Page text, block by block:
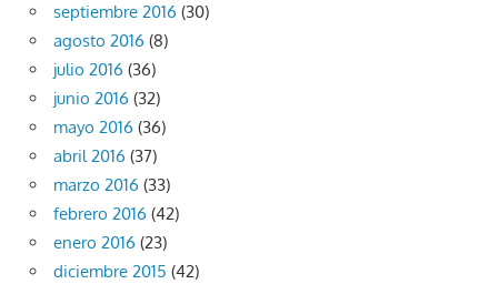
septiembre 2016 (30)
agosto 2016 (8)
julio 2016 (36)
junio 2016 (32)
mayo 2016 (36)
abril 2016 (37)
marzo 2016 (33)
febrero 2016 (42)
enero 2016 (23)
diciembre 2015 (42)